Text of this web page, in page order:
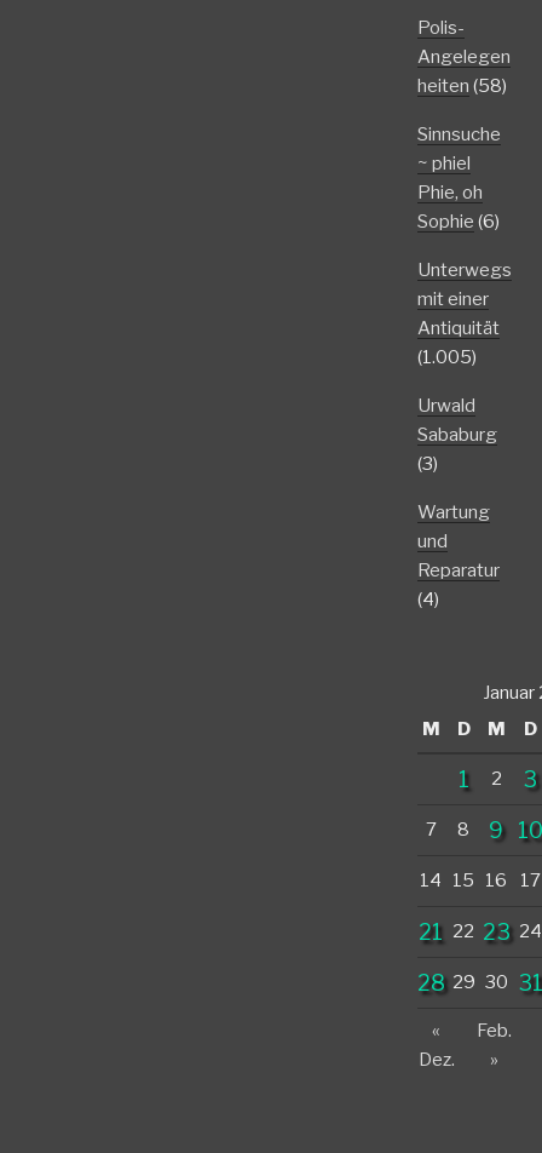
Polis-
Angelegen
heiten (58)
Sinnsuche
~ phiel
Phie, oh
Sophie (6)
Unterwegs
mit einer
Antiquität
(1.005)
Urwald
Sababurg
(3)
Wartung
und
Reparatur
(4)
M
D M D
1 2 3
7 8 9 10
14 15 16 17
21 22 23 24
28 29 30 31
«
Dez.
Feb.
»